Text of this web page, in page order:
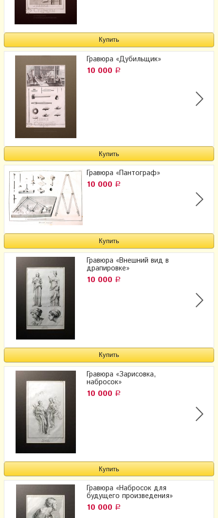
Гравюра «Дубильщик»
10 000 Р
Гравюра «Пантограф»
10 000 Р
Гравюра «Внешний вид в
драпировке»
10 000 Р
Гравюра «Зарисовка,
набросок»
10 000 Р
Гравюра «Набросок для
будущего произведения»
10 000 Р